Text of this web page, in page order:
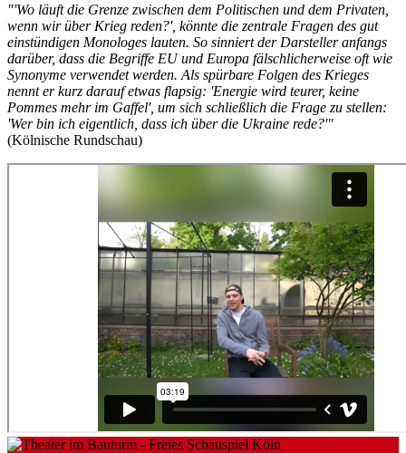
"'Wo läuft die Grenze zwischen dem Politischen und dem Privaten,
wenn wir über Krieg reden?', könnte die zentrale Fragen des gut
einstündigen Monologes lauten. So sinniert der Darsteller anfangs
darüber, dass die Begriffe EU und Europa fälschlicherweise oft wie
Synonyme verwendet werden. Als spürbare Folgen des Krieges
nennt er kurz darauf etwas flapsig: 'Energie wird teurer, keine
Pommes mehr im Gaffel', um sich schließlich die Frage zu stellen:
'Wer bin ich eigentlich, dass ich über die Ukraine rede?'"
(Kölnische Rundschau)